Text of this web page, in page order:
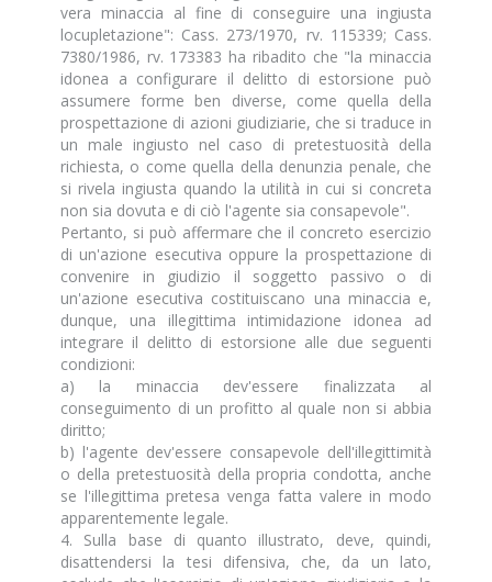
vera minaccia al fine di conseguire una ingiusta
locupletazione": Cass. 273/1970, rv. 115339; Cass.
7380/1986, rv. 173383 ha ribadito che "la minaccia
idonea a configurare il delitto di estorsione può
assumere forme ben diverse, come quella della
prospettazione di azioni giudiziarie, che si traduce in
un male ingiusto nel caso di pretestuosità della
richiesta, o come quella della denunzia penale, che
si rivela ingiusta quando la utilità in cui si concreta
non sia dovuta e di ciò l'agente sia consapevole".
Pertanto, si può affermare che il concreto esercizio
di un'azione esecutiva oppure la prospettazione di
convenire in giudizio il soggetto passivo o di
un'azione esecutiva costituiscano una minaccia e,
dunque, una illegittima intimidazione idonea ad
integrare il delitto di estorsione alle due seguenti
condizioni:
a) la minaccia dev'essere finalizzata al
conseguimento di un profitto al quale non si abbia
diritto;
b) l'agente dev'essere consapevole dell'illegittimità
o della pretestuosità della propria condotta, anche
se l'illegittima pretesa venga fatta valere in modo
apparentemente legale.
4. Sulla base di quanto illustrato, deve, quindi,
disattendersi la tesi difensiva, che, da un lato,